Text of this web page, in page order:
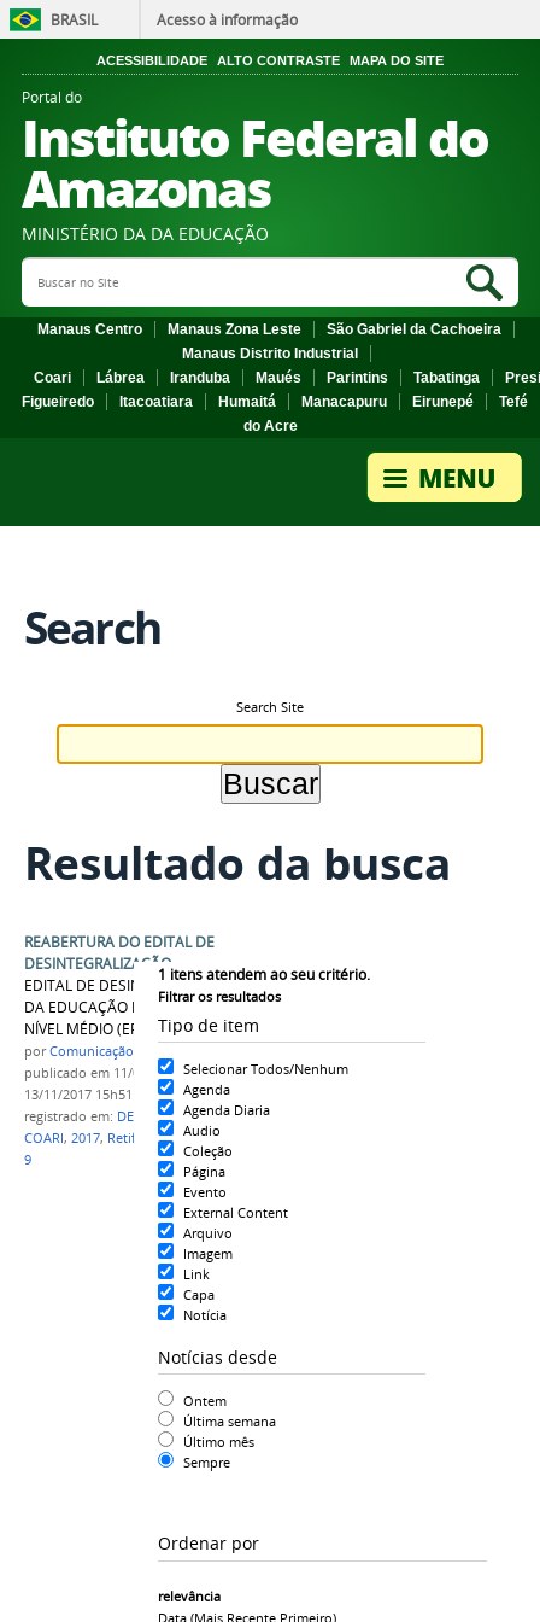
BRASIL Acesso à informação
ACESSIBILIDADE ALTO CONTRASTE MAPA DO SITE
Portal do
Instituto Federal do
Amazonas
MINISTÉRIO DA DA EDUCAÇÃO
Search Site
Manaus Centro Manaus Zona Leste
São Gabriel da Cachoeira
Manaus Distrito Industrial
Coari
Lábrea Iranduba Maués Parintins Tabatinga
Figueiredo
Itacoatiara Humaitá Manacapuru Eirunepé
Tefé
do Acre
Search
Search Site
Resultado da busca
1 itens atendem ao seu critério.
Filtrar os resultados
Tipo de item
Selecionar Todos/Nenhum
Agenda
Agenda Diaria
Audio
Coleção
Página
Evento
External Content
Arquivo
Imagem
Link
Capa
Notícia
Notícias desde
Ontem
Última semana
Último mês
Sempre
Ordenar por
relevância
Data (mais Recente Primeiro)
REABERTURA DO EDITAL DE
DESINTEGRALIZAÇÃO
EDITAL DE DESINTEGRALIZAÇÃO DOS CURSOS
DA EDUCAÇÃO PROFISSIONAL TÉCNICA DE
NÍVEL MÉDIO (EPTNM)
porComunicação COARI
publicado em 11/09/2017—última modificaçãoem
13/11/2017 15h51
registrado em: DESINTEGRALIZAÇÃO,CAMPUS
COARI, 2017, Retificação Resultado final
9